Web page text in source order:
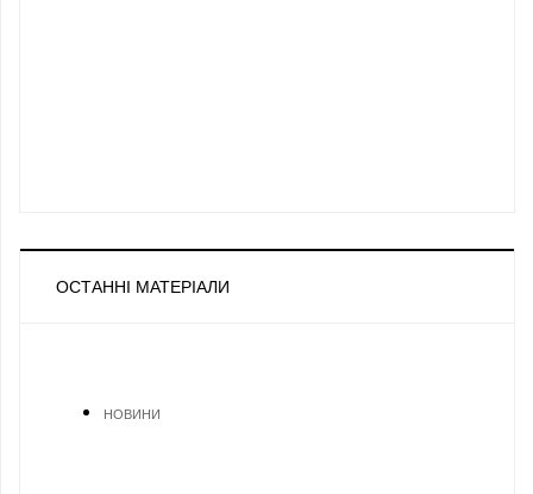
ОСТАННІ МАТЕРІАЛИ
НОВИНИ